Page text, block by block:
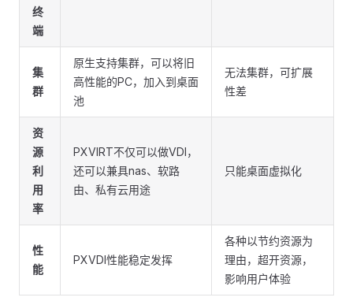
终
端
集
群
原生支持集群，可以将旧
高性能的PC，加入到桌面
池
无法集群，可扩展
性差
资
源
利
用
率
PXVIRT不仅可以做VDI，
还可以兼具nas、软路
由、私有云用途
只能桌面虚拟化
性
能
PXVDI性能稳定发挥
各种以节约资源为
理由，超开资源，
影响用户体验